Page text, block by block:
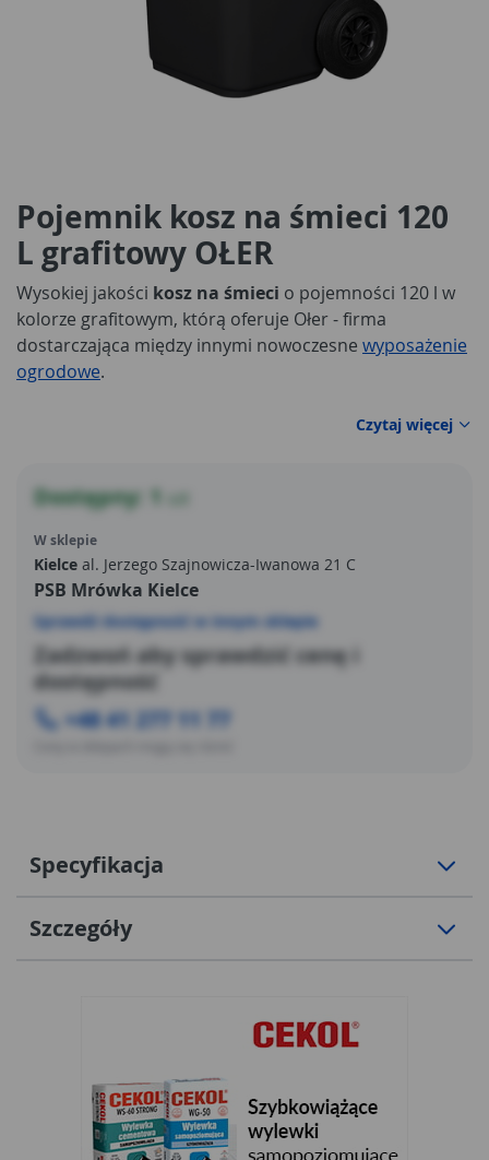
Pojemnik kosz na śmieci 120
L grafitowy OŁER
Wysokiej jakości kosz na śmieci o pojemności 120 l w
kolorze grafitowym, którą oferuje Ołer - firma
dostarczająca między innymi nowoczesne wyposażenie
ogrodowe.
Czytaj więcej
Dostępny: 1
W sklepie
Kielce al. Jerzego Szajnowicza-Iwanowa 21 C
PSB Mrówka Kielce
Sprawdź dostępność w innym sklepie
Zadzwoń aby sprawdzić cenę i
dostępność
+48 41 277 11 77
Specyfikacja
Szczegóły